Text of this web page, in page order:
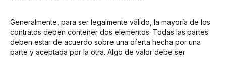
Generalmente, para ser legalmente válido, la mayoría de los
contratos deben contener dos elementos: Todas las partes
deben estar de acuerdo sobre una oferta hecha por una
parte y aceptada por la otra. Algo de valor debe ser